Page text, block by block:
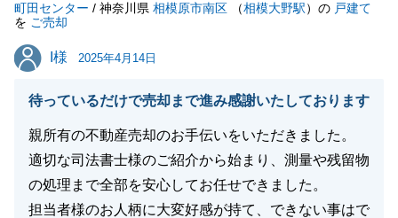
のご案内受け入れはとても大変だったと思いますが、
いつ行ってもお部屋が整っていて購入者の決め手にな
りました。
今後のお住み替え先での新たな生活のご多幸を祈って
おります。
また、今後も何かご相談頂ける事があれば、当社にご
相談を頂ければ幸いです。
町田センター / 神奈川県 相模原市南区 （相模大野駅）の 戸建て
を ご売却
I様
I様 2025年4月14日
待っているだけで売却まで進み感謝いたしております
親所有の不動産売却のお手伝いをいただきました。
適切な司法書士様のご紹介から始まり、測量や残留物
の処理まで全部を安心してお任せできました。
担当者様のお人柄に大変好感が持て、できない事はで